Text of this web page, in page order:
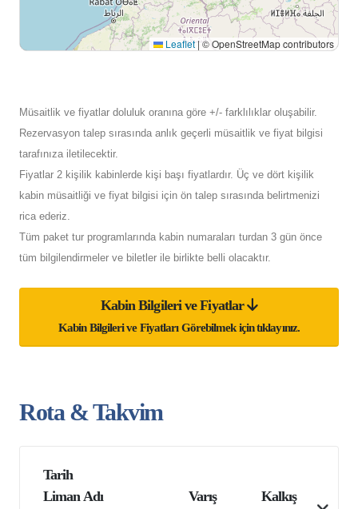
Leaflet |© OpenStreetMap contributors
Müsaitlik ve fiyatlar doluluk oranına göre +/- farklılıklar oluşabilir.
Rezervasyon talep sırasında anlık geçerli müsaitlik ve fiyat bilgisi
tarafınıza iletilecektir.
Fiyatlar 2 kişilik kabinlerde kişi başı fiyatlardır. Üç ve dört kişilik
kabin müsaitliği ve fiyat bilgisi için ön talep sırasında belirtmenizi
rica ederiz.
Tüm paket tur programlarında kabin numaraları turdan 3 gün önce
tüm bilgilendirmeler ve biletler ile birlikte belli olacaktır.
Kabin Bilgileri ve Fiyatlar
Kabin Bilgileri ve Fiyatları Görebilmek için tıklayınız.
Rota & Takvim
Tarih
Liman Adı
Varış
Kalkış